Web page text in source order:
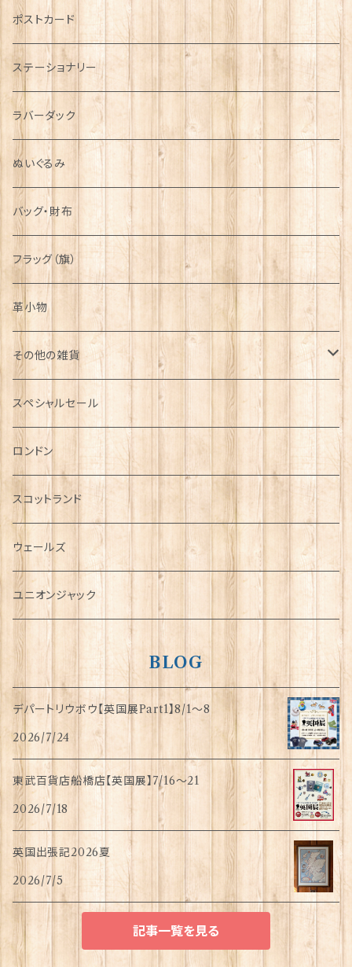
音楽＆楽器
運動＆人物
シンボル
ARMY
ポストカード
ステーショナリー
ラバーダック
ぬいぐるみ
バッグ・財布
フラッグ（旗）
革小物
その他の雑貨
ミニカー
チャーム
犬グッズ
傘
指貫(シンブル)
スペシャルセール
ロンドン
スコットランド
ウェールズ
ユニオンジャック
BLOG
デパートリウボウ【英国展Part1】8/1〜8
2026/7/24
東武百貨店船橋店【英国展】7/16～21
2026/7/18
英国出張記2026夏
2026/7/5
記事一覧を見る